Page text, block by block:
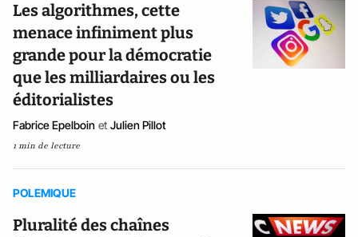
Les algorithmes, cette
menace infiniment plus
grande pour la démocratie
que les milliardaires ou les
éditorialistes
Fabrice Epelboin et Julien Pillot
1 min de lecture
POLEMIQUE
Pluralité des chaînes